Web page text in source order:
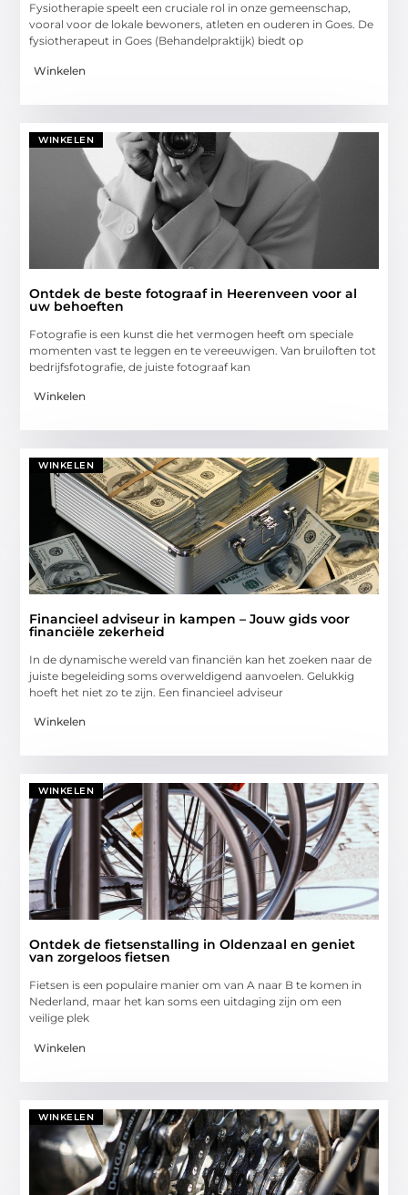
Fysiotherapie speelt een cruciale rol in onze gemeenschap,
vooral voor de lokale bewoners, atleten en ouderen in Goes. De
fysiotherapeut in Goes (Behandelpraktijk) biedt op
Winkelen
WINKELEN
Ontdek de beste fotograaf in Heerenveen voor al
uw behoeften
Fotografie is een kunst die het vermogen heeft om speciale
momenten vast te leggen en te vereeuwigen. Van bruiloften tot
bedrijfsfotografie, de juiste fotograaf kan
Winkelen
WINKELEN
Financieel adviseur in kampen – Jouw gids voor
financiële zekerheid
In de dynamische wereld van financiën kan het zoeken naar de
juiste begeleiding soms overweldigend aanvoelen. Gelukkig
hoeft het niet zo te zijn. Een financieel adviseur
Winkelen
WINKELEN
Ontdek de fietsenstalling in Oldenzaal en geniet
van zorgeloos fietsen
Fietsen is een populaire manier om van A naar B te komen in
Nederland, maar het kan soms een uitdaging zijn om een
veilige plek
Winkelen
WINKELEN